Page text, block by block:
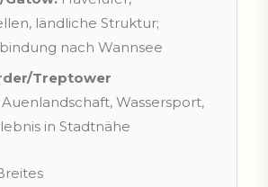
ländliche Struktur;
nach Wannsee
Treptower
Auenlandschaft, Wassersport,
in Stadtnähe